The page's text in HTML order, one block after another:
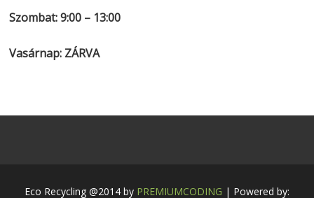
Szombat: 9:00 – 13:00
Vasárnap: ZÁRVA
Eco Recycling @2014 by PREMIUMCODING | Powered by: